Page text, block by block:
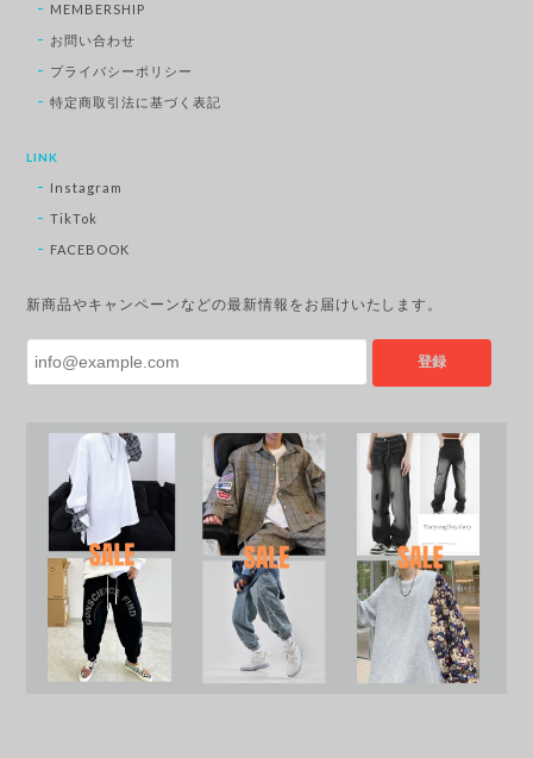
MEMBERSHIP
お問い合わせ
プライバシーポリシー
特定商取引法に基づく表記
LINK
Instagram
TikTok
FACEBOOK
新商品やキャンペーンなどの最新情報をお届けいたします。
登録